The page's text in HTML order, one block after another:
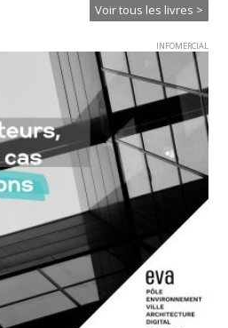
Voir tous les livres >
INFOMERCIAL